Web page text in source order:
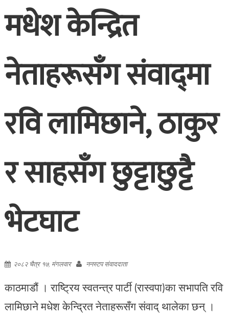
मधेश केन्द्रित
नेताहरूसँग संवाद्‍मा
रवि लामिछाने, ठाकुर
र साहसँग छुट्टाछुट्टै
भेटघाट
२०८२ चैत्र १७, मंगलवार ननस्टप संवाददाता
काठमाडौं । राष्ट्रिय स्वतन्त्र पार्टी (रास्वपा)का सभापति रवि
लामिछाने मधेश केन्द्रित नेताहरूसँग संवाद् थालेका छन् ।